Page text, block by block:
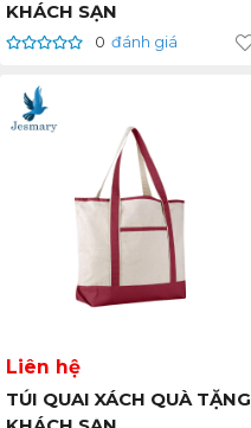
KHÁCH SẠN
0 đánh giá
Liên hệ
TÚI QUAI XÁCH QUÀ TẶNG